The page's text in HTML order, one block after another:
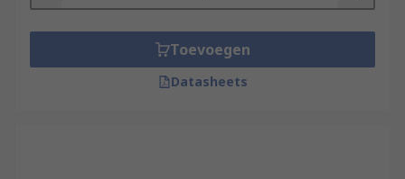
Toevoegen
Datasheets